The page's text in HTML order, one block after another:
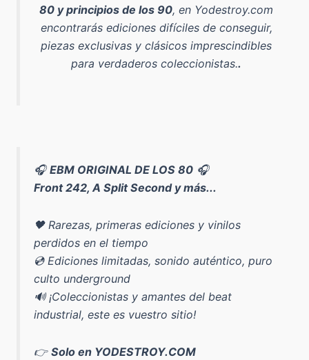
80 y principios de los 90, en Yodestroy.com
encontrarás ediciones difíciles de conseguir,
piezas exclusivas y clásicos imprescindibles
para verdaderos coleccionistas..
🎧EBM ORIGINAL DE LOS 80 🎧
Front 242, A Split Second y más...
🖤 Rarezas, primeras ediciones y vinilos
perdidos en el tiempo
💿 Ediciones limitadas, sonido auténtico, puro
culto underground
🔊 ¡Coleccionistas y amantes del beat
industrial, este es vuestro sitio!
👉Solo en YODESTROY.COM